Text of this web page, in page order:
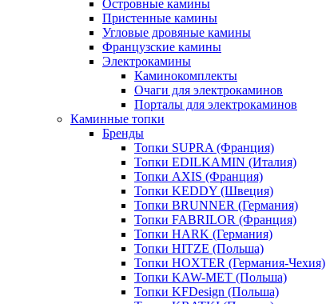
Островные камины
Пристенные камины
Угловые дровяные камины
Французские камины
Электрокамины
Каминокомплекты
Очаги для электрокаминов
Порталы для электрокаминов
Каминные топки
Бренды
Топки SUPRA (Франция)
Топки EDILKAMIN (Италия)
Топки AXIS (Франция)
Топки KEDDY (Швеция)
Топки BRUNNER (Германия)
Топки FABRILOR (Франция)
Топки HARK (Германия)
Топки HITZE (Польша)
Топки HOXTER (Германия-Чехия)
Топки KAW-MET (Польша)
Топки KFDesign (Польша)